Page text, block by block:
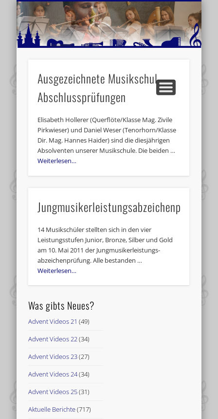
MUSIKSCHULE MARIAZELL
AKTUELLE BERICHTE
SCHULE
VIDEOS
VERANSTALTUNGSTIPPS
WEITERE INFORMATIONEN
Ausgezeichnete Musikschul-
Abschlussprüfungen
Elisabeth Hollerer (Querflöte/Klasse Mag. Zivile
Pirkwieser) und Daniel Weser (Tenorhorn/Klasse
Dir. Mag. Hannes Haider) sind die diesjährigen
Absolventen unserer Musikschule. Die beiden …
Weiterlesen…
Jungmusikerleistungsabzeichenprüfung
14 Musikschüler stellten sich in den vier
Leistungsstufen Junior, Bronze, Silber und Gold
am 10. Mai 2011 der Jungmusikerleistungs-
abzeichenprüfung. Alle bestanden …
Weiterlesen…
Was gibts Neues?
Advent Videos 21 (49)
Advent Videos 22(34)
Advent Videos 23(27)
Advent Videos 24(34)
Advent Videos 25(31)
Aktuelle Berichte(717)